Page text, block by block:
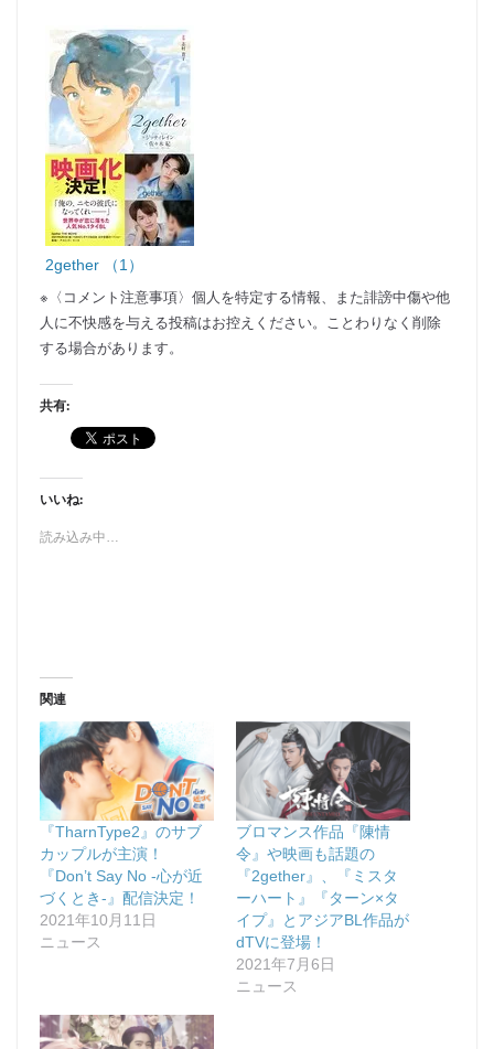
2gether （1）
※〈コメント注意事項〉個人を特定する情報、また誹謗中傷や他
人に不快感を与える投稿はお控えください。ことわりなく削除
する場合があります。
共有:
いいね:
読み込み中…
関連
『TharnType2』のサブ
カップルが主演！
『Don’t Say No -心が近
づくとき-』配信決定！
2021年10月11日
ニュース
ブロマンス作品『陳情
令』や映画も話題の
『2gether』、『ミスタ
ーハート』『ターン×タ
イプ』とアジアBL作品が
dTVに登場！
2021年7月6日
ニュース